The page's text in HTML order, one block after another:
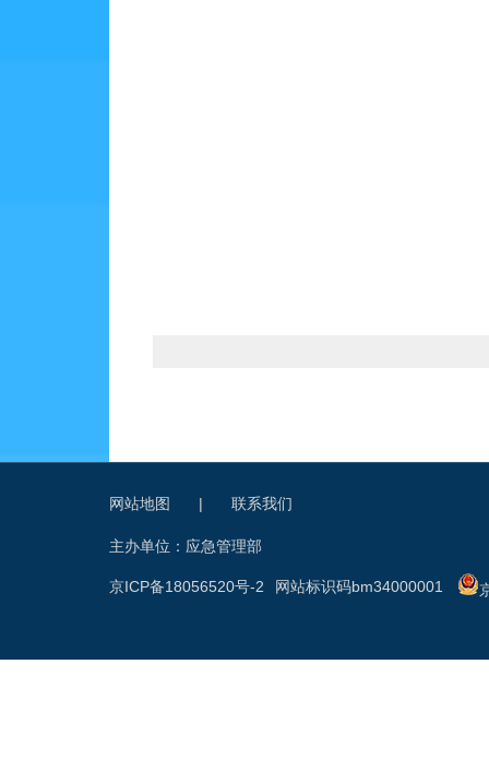
网站地图 | 联系我们
主办单位：应急管理部
网站标识码bm34000001
京ICP备18056520号-2